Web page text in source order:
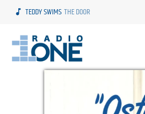
music_note TEDDY SWIMS THE DOOR